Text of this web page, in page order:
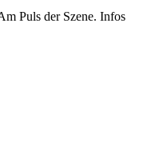
Puls der Szene. Infos